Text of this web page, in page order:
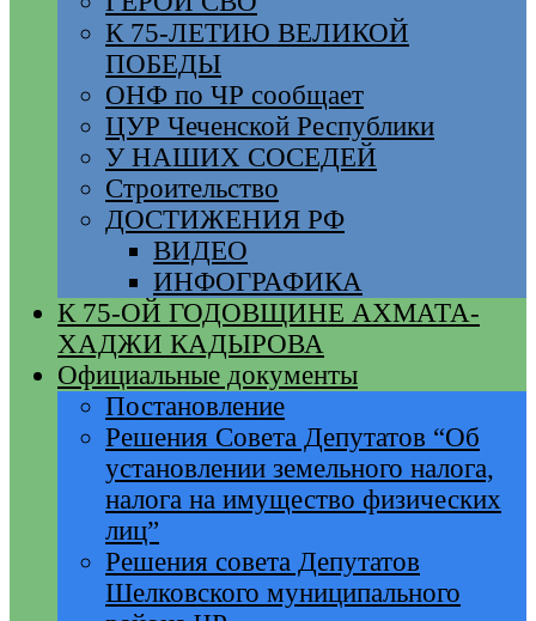
К 75-ЛЕТИЮ ВЕЛИКОЙ
ПОБЕДЫ
ОНФ по ЧР сообщает
ЦУР Чеченской Республики
У НАШИХ СОСЕДЕЙ
Строительство
ДОСТИЖЕНИЯ РФ
ВИДЕО
ИНФОГРАФИКА
К 75-ОЙ ГОДОВЩИНЕ АХМАТА-
ХАДЖИ КАДЫРОВА
Официальные документы
Постановление
Решения Совета Депутатов “Об
установлении земельного налога,
налога на имущество физических
лиц”
Решения совета Депутатов
Шелковского муниципального